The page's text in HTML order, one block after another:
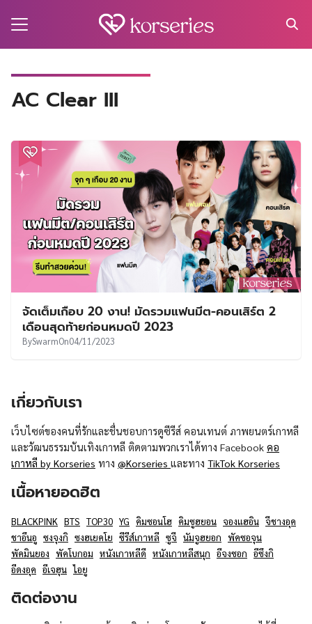
AC Clear III
จัดเต็มเกือบ 20 งาน! มัดรวมแฟนมีต-คอนเสิร์ต 2
เดือนสุดท้ายก่อนหมดปี 2023
BySwarmOn04/11/2023
เกี่ยวกับเรา
เว็บไซต์ของคนที่รักและชื่นชอบการดูซีรีส์ คอนเทนต์ ภาพยนตร์เกาหลี
และวัฒนธรรมบันเทิงเกาหลี ติดตามพวกเราได้ทาง Facebook คอ
เกาหลี by Korseries ทาง @Korseries และทาง TikTok Korseries
เนื้อหายอดฮิต
BLACKPINK BTS TOP30 YG คิมซอนโฮ คิมซูฮยอน จองแฮอิน จีชางอุค
ชาอึนอู ซงจุงกิ ซงฮเยคโย ซีรีส์เกาหลี ซูจี นัมจูฮยอก พัคซอจุน
พัคมินยอง พัคโบกอม หนังเกาหลีดี หนังเกาหลีสนุก อีจงซอก อีซึงกิ
อีดงอุค อีเจฮุน ไอยู
ติดต่องาน